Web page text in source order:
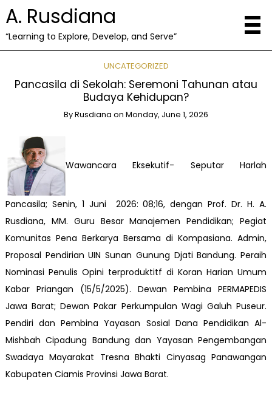
A. Rusdiana
“Learning to Explore, Develop, and Serve”
UNCATEGORIZED
Pancasila di Sekolah: Seremoni Tahunan atau
Budaya Kehidupan?
ByRusdiana on Monday, June 1, 2026
Wawancara Eksekutif- Seputar Harlah
Pancasila; Senin, 1 Juni 2026: 08;16, dengan Prof. Dr. H. A.
Rusdiana, MM. Guru Besar Manajemen Pendidikan; Pegiat
Komunitas Pena Berkarya Bersama di Kompasiana. Admin,
Proposal Pendirian UIN Sunan Gunung Djati Bandung. Peraih
Nominasi Penulis Opini terproduktitf di Koran Harian Umum
Kabar Priangan (15/5/2025). Dewan Pembina PERMAPEDIS
Jawa Barat; Dewan Pakar Perkumpulan Wagi Galuh Puseur.
Pendiri dan Pembina Yayasan Sosial Dana Pendidikan Al-
Mishbah Cipadung Bandung dan Yayasan Pengembangan
Swadaya Mayarakat Tresna Bhakti Cinyasag Panawangan
Kabupaten Ciamis Provinsi Jawa Barat.